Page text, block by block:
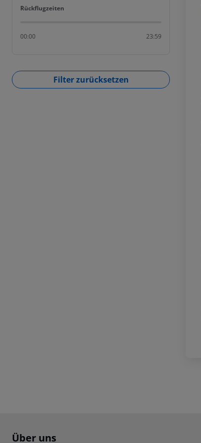
Rückflugzeiten
Rückflugzeiten
00:00 23:59
Filter zurücksetzen
Footer navigation
Über uns